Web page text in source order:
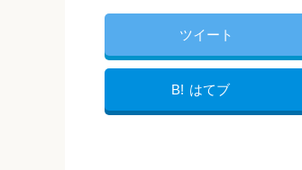
ツイート
B! はてブ